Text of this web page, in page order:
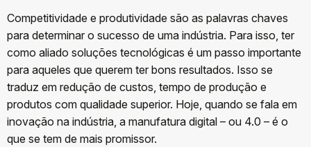
Competitividade e produtividade são as palavras chaves
para determinar o sucesso de uma indústria. Para isso, ter
como aliado soluções tecnológicas é um passo importante
para aqueles que querem ter bons resultados. Isso se
traduz em redução de custos, tempo de produção e
produtos com qualidade superior. Hoje, quando se fala em
inovação na indústria, a manufatura digital – ou 4.0 – é o
que se tem de mais promissor.